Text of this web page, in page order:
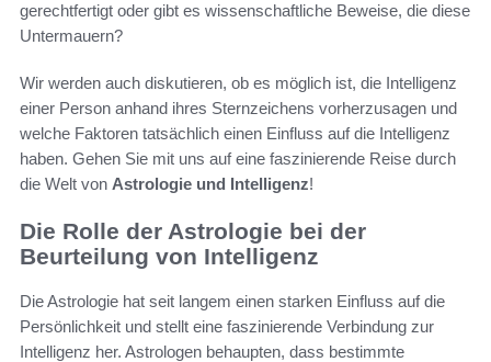
gerechtfertigt oder gibt es wissenschaftliche Beweise, die diese
Untermauern?
Wir werden auch diskutieren, ob es möglich ist, die Intelligenz
einer Person anhand ihres Sternzeichens vorherzusagen und
welche Faktoren tatsächlich einen Einfluss auf die Intelligenz
haben. Gehen Sie mit uns auf eine faszinierende Reise durch
die Welt von Astrologie und Intelligenz!
Die Rolle der Astrologie bei der
Beurteilung von Intelligenz
Die Astrologie hat seit langem einen starken Einfluss auf die
Persönlichkeit und stellt eine faszinierende Verbindung zur
Intelligenz her. Astrologen behaupten, dass bestimmte